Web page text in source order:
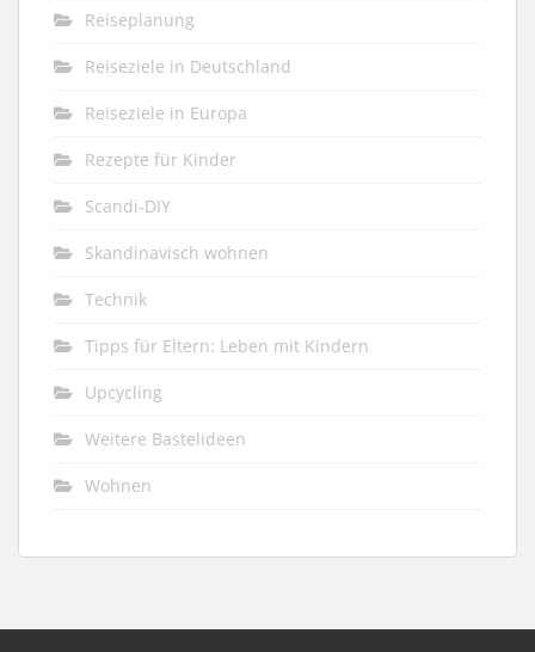
Reiseplanung
Reiseziele in Deutschland
Reiseziele in Europa
Rezepte für Kinder
Scandi-DIY
Skandinavisch wohnen
Technik
Tipps für Eltern: Leben mit Kindern
Upcycling
Weitere Bastelideen
Wohnen